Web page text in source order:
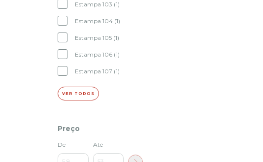
Estampa 103 (1)
Estampa 104 (1)
Estampa 105 (1)
Estampa 106 (1)
Estampa 107 (1)
VER TODOS
Preço
De Até